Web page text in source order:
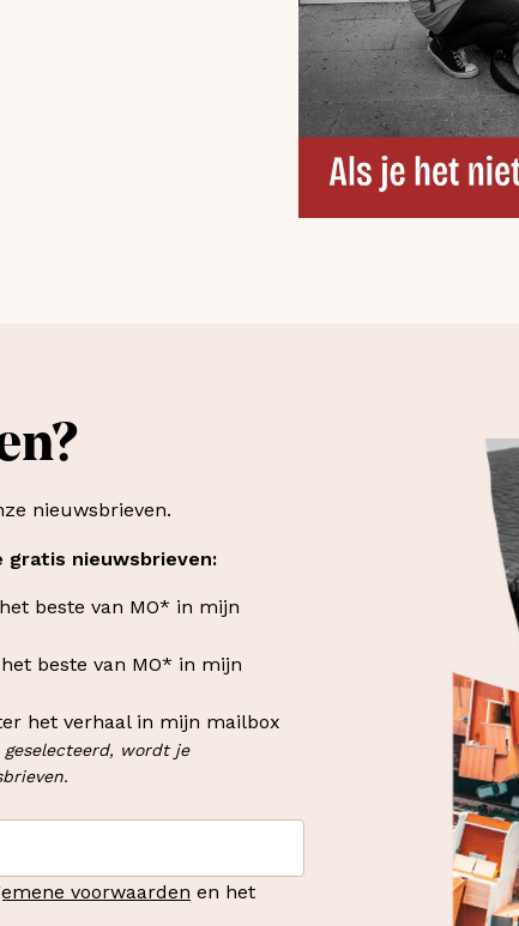
nieuwsbrieven.
gratis nieuwsbrieven:
beste van MO* in mijn
beste van MO* in mijn
het verhaal in mijn mailbox
wordt je
voorwaarden en het